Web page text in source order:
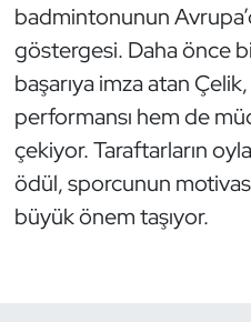
badmintonunun
göstergesi. Daha önce
başarıya imza atan
performansı hem de
çekiyor. Taraftarların
ödül, sporcunun
büyük önem taşıyor.
Masa Tenisi
Modern Pentatlon
Motor Sporları
Muay Thai